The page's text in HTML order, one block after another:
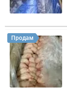
Продам